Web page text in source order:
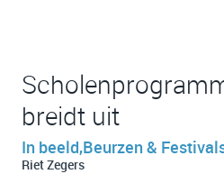
breidt uit
In beeld,Beurzen &
Riet Zegers